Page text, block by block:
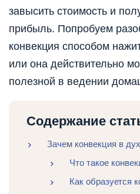
завысить стоимость и
прибыль. Попробуем
конвекция способом
или она действительно
полезной в ведении
Содержание
Зачем конвекция в
Что такое
Как образуется